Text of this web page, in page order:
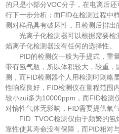
的只是小部分VOC分子，在电离后
行下一步分析；而FID在检测过程中
测对样品具有破坏性，且检测后排出
光离子化检测器可以根据需要检
焰离子化检测器没有任何的选择性。
PID的检测仪一般为手提式，重
带有氢气瓶，所以体积较大，较重，
测，而FID检测器个人用检测时则略
性响应良好，FID检测仪在量程范围
较小zui多为10000ppm，而FID检测
对惰性气体无影响，FID需要提供氧
FID TVOC检测仪由于频繁的氢
靠性使其寿命没有保障，而PID相对